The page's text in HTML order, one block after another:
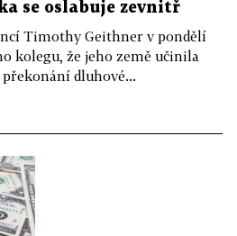
se oslabuje zevnitř
Timothy Geithner v pondělí
kolegu, že jeho země učinila
dluhové...